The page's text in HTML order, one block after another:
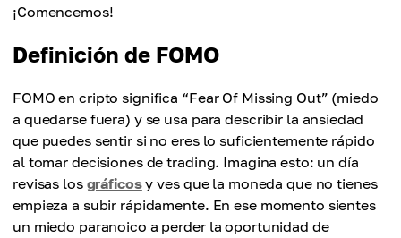
¡Comencemos!
Definición de FOMO
FOMO en cripto significa “Fear Of Missing Out” (miedo
a quedarse fuera) y se usa para describir la ansiedad
que puedes sentir si no eres lo suficientemente rápido
al tomar decisiones de trading. Imagina esto: un día
revisas los gráficosy ves que la moneda que no tienes
empieza a subir rápidamente. En ese momento sientes
un miedo paranoico a perder la oportunidad de